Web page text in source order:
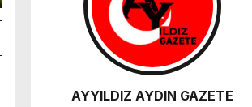
AYYILDIZ AYDIN GAZETE